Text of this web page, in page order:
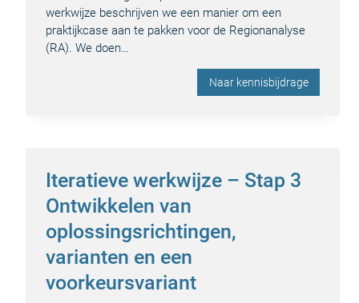
werkwijze beschrijven we een manier om een
praktijkcase aan te pakken voor de Regionanalyse
(RA). We doen…
Naar kennisbijdrage
Iteratieve werkwijze – Stap 3
Ontwikkelen van
oplossingsrichtingen,
varianten en een
voorkeursvariant